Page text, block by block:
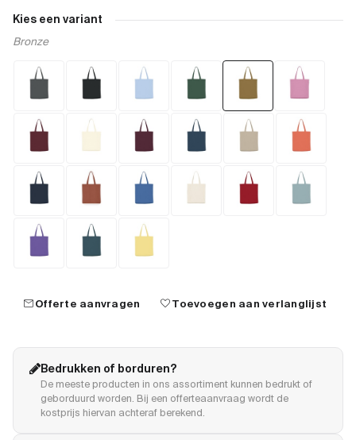
Kies een variant
Bronze
mailOfferte aanvragen favoriteToevoegen aan verlanglijst
Bedrukken of borduren?
De meeste producten in ons assortiment kunnen bedrukt of
geborduurd worden. Bij een offerteaanvraag wordt de
kostprijs hiervan achteraf berekend.